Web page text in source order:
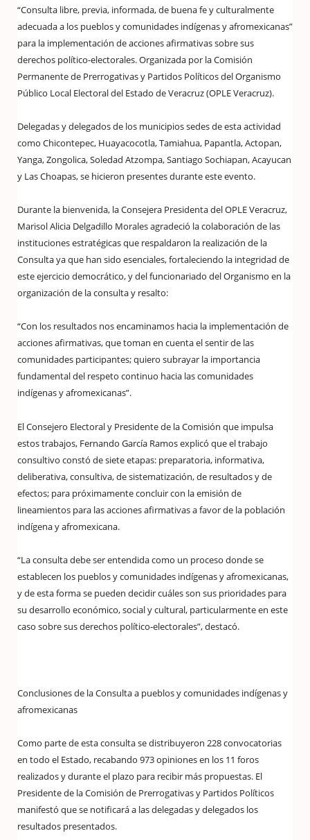
“Consulta libre, previa, informada, de buena fe y culturalmente
adecuada a los pueblos y comunidades indígenas y afromexicanas”
para la implementación de acciones afirmativas sobre sus
derechos político-electorales. Organizada por la Comisión
Permanente de Prerrogativas y Partidos Políticos del Organismo
Público Local Electoral del Estado de Veracruz (OPLE Veracruz).
Delegadas y delegados de los municipios sedes de esta actividad
como Chicontepec, Huayacocotla, Tamiahua, Papantla, Actopan,
Yanga, Zongolica, Soledad Atzompa, Santiago Sochiapan, Acayucan
y Las Choapas, se hicieron presentes durante este evento.
Durante la bienvenida, la Consejera Presidenta del OPLE Veracruz,
Marisol Alicia Delgadillo Morales agradeció la colaboración de las
instituciones estratégicas que respaldaron la realización de la
Consulta ya que han sido esenciales, fortaleciendo la integridad de
este ejercicio democrático, y del funcionariado del Organismo en la
organización de la consulta y resalto:
“Con los resultados nos encaminamos hacia la implementación de
acciones afirmativas, que toman en cuenta el sentir de las
comunidades participantes; quiero subrayar la importancia
fundamental del respeto continuo hacia las comunidades
indígenas y afromexicanas”.
El Consejero Electoral y Presidente de la Comisión que impulsa
estos trabajos, Fernando García Ramos explicó que el trabajo
consultivo constó de siete etapas: preparatoria, informativa,
deliberativa, consultiva, de sistematización, de resultados y de
efectos; para próximamente concluir con la emisión de
lineamientos para las acciones afirmativas a favor de la población
indígena y afromexicana.
“La consulta debe ser entendida como un proceso donde se
establecen los pueblos y comunidades indígenas y afromexicanas,
y de esta forma se pueden decidir cuáles son sus prioridades para
su desarrollo económico, social y cultural, particularmente en este
caso sobre sus derechos político-electorales”, destacó.
Conclusiones de la Consulta a pueblos y comunidades indígenas y
afromexicanas
Como parte de esta consulta se distribuyeron 228 convocatorias
en todo el Estado, recabando 973 opiniones en los 11 foros
realizados y durante el plazo para recibir más propuestas. El
Presidente de la Comisión de Prerrogativas y Partidos Políticos
manifestó que se notificará a las delegadas y delegados los
resultados presentados.